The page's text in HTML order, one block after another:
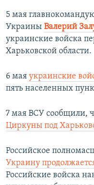
5 мая
Украины Валерий
украинские войска
Харьковской области.
6 мая украинские
пять населенных
7 мая ВСУ сообщили,
Циркуны под
Российское
Украину
Российские войска